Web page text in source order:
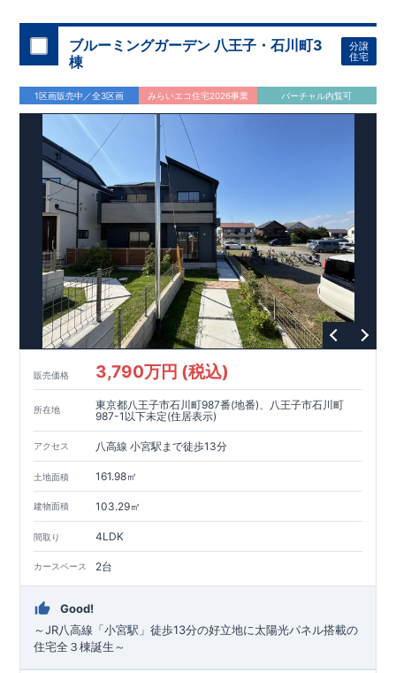
ります。
・設計、施工、営業が互いに協力しあい、最良のプラ
ンを提供いたします。 ・不要な中間マージンを抑えることで、
コストダウンに努めています。
・東栄住宅
の建物は、国が定めた耐震等級で3を取得。建築基準法で定め
られた、｢数百年に一度発生する地震に対して、倒壊、崩壊しな
い。｣という基準から、さらに
す。
【住宅性能評価ダブル取得】
設計段階で、国が認めた第三者機関が評価しています。
住宅性能評価：評価を受けた図面通りに施工されているか、建
設までに、計4回のチェックが行われます。
でなく、現場の施工状況を検査した上で、品質を保証していま
す。
【充実のアフターサポート】
・東栄住宅では、お引渡し後最大10回の無料定期点検と、
年
間の品質保証を実施。お引渡しからが本当のお付き合いだと考
え、アフターサービスを外部の業者に委託せず、東栄住宅グル
ープ「東栄ホームサービス株式会社」にて責任をもって対応い
たします。
ブルーミングガーデン 八王子・石川町3
棟
分譲
住宅
1区画販売中／全3区画 みらいエコ住宅2026事業 バーチャル内覧可
販売価格 3,790万円 (税込)
所在地
東京都八王子市石川町987番(地番)、八王子市石川町
987-1以下未定(住居表示)
アクセス 八高線 小宮駅まで徒歩13分
土地面積 161.98㎡
建物面積 103.29㎡
間取り 4LDK
カースペース 2台
Good!
～JR八高線「小宮駅」徒歩13分の好立地に太陽光パネル搭載の
住宅全３棟誕生～